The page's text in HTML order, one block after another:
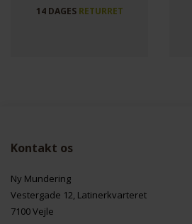
14 DAGES RETURRET
Kontakt os
Ny Mundering
Vestergade 12, Latinerkvarteret
7100 Vejle